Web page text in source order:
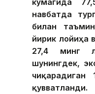
навбатда
билан
йирик лойиҳа
27,4 минг
шунингдек,
чиқарадиган